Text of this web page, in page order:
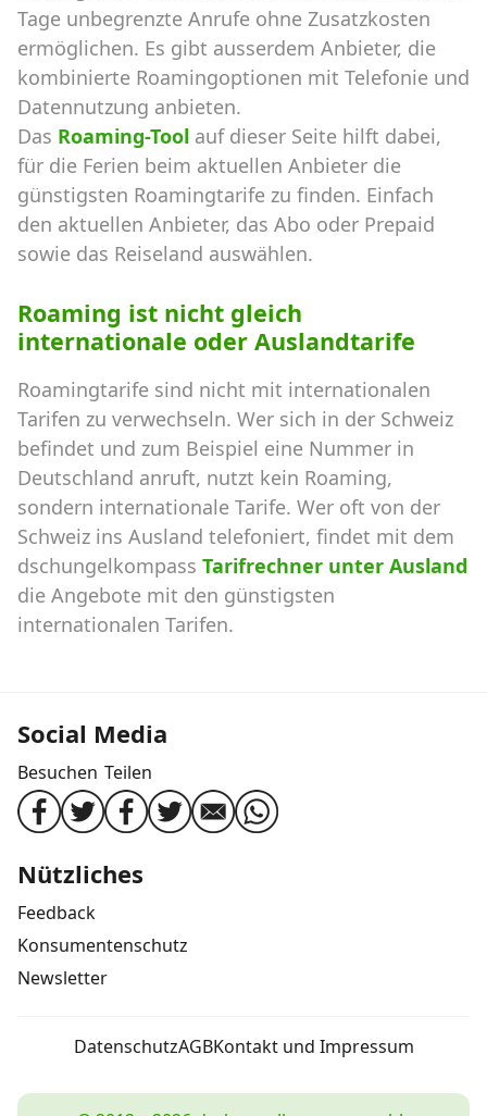
Tage unbegrenzte Anrufe ohne Zusatzkosten
ermöglichen. Es gibt ausserdem Anbieter, die
kombinierte Roamingoptionen mit Telefonie und
Datennutzung anbieten.
Das Roaming-Tool auf dieser Seite hilft dabei,
für die Ferien beim aktuellen Anbieter die
günstigsten Roamingtarife zu finden. Einfach
den aktuellen Anbieter, das Abo oder Prepaid
sowie das Reiseland auswählen.
Roaming ist nicht gleich
internationale oder Auslandtarife
Roamingtarife sind nicht mit internationalen
Tarifen zu verwechseln. Wer sich in der Schweiz
befindet und zum Beispiel eine Nummer in
Deutschland anruft, nutzt kein Roaming,
sondern internationale Tarife. Wer oft von der
Schweiz ins Ausland telefoniert, findet mit dem
dschungelkompass Tarifrechner unter Ausland
die Angebote mit den günstigsten
internationalen Tarifen.
Social Media
Besuchen Teilen
Nützliches
Feedback
Konsumentenschutz
Newsletter
DatenschutzAGBKontakt und Impressum